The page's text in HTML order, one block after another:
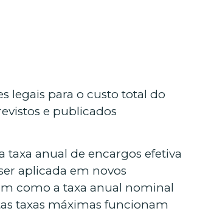
legais para o custo total do
e publicados
taxa anual de encargos efetiva
aplicada em novos
como a taxa anual nominal
taxas máximas funcionam